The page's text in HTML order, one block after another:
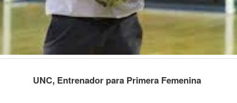
UNC, Entrenador para Primera Femenina